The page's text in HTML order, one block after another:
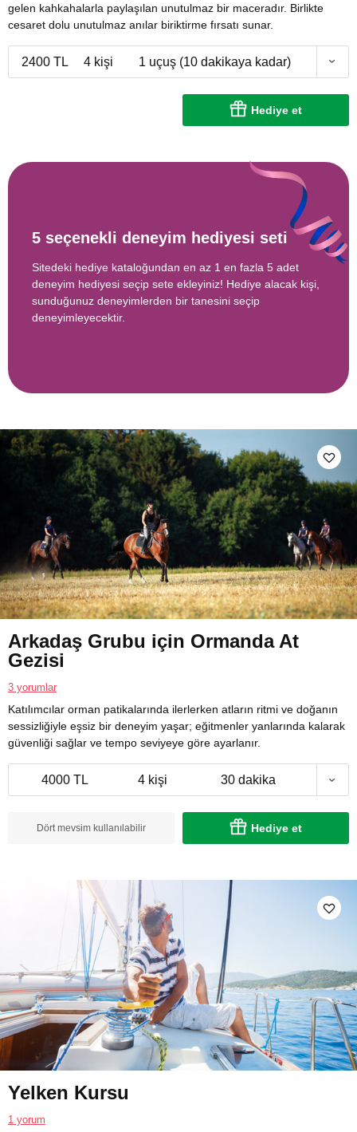
gelen kahkahalarla paylaşılan unutulmaz bir maceradır. Birlikte
cesaret dolu unutulmaz anılar biriktirme fırsatı sunar.
2400 TL 4 kişi 1 uçuş (10 dakikaya kadar)
Hediye et
5 seçenekli deneyim hediyesi seti
Sitedeki hediye kataloğundan en az 1 en fazla 5 adet
deneyim hediyesi seçip sete ekleyiniz! Hediye alacak kişi,
sunduğunuz deneyimlerden bir tanesini seçip
deneyimleyecektir.
Arkadaş Grubu için Ormanda At
Gezisi
3 yorumlar
Katılımcılar orman patikalarında ilerlerken atların ritmi ve doğanın
sessizliğiyle eşsiz bir deneyim yaşar; eğitmenler yanlarında kalarak
güvenliği sağlar ve tempo seviyeye göre ayarlanır.
4000 TL 4 kişi 30 dakika
Dört mevsim kullanılabilir Hediye et
Yelken Kursu
1 yorum